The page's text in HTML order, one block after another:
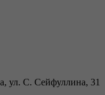
ул. С. Сейфуллина, 31